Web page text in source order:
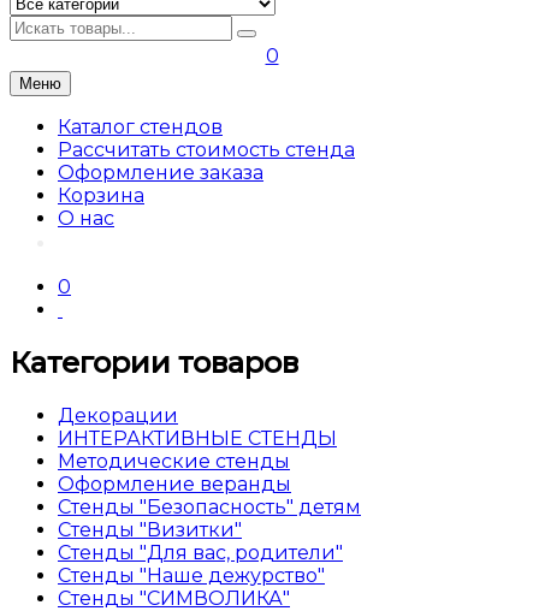
Искать
0
Меню
Каталог стендов
Рассчитать стоимость стенда
Оформление заказа
Корзина
О нас
0
Категории товаров
Декорации
ИНТЕРАКТИВНЫЕ СТЕНДЫ
Методические стенды
Оформление веранды
Стенды "Безопасность" детям
Стенды "Визитки"
Стенды "Для вас, родители"
Стенды "Наше дежурство"
Стенды "СИМВОЛИКА"